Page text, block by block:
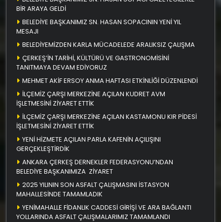
BİR ARAYA GELDİ
BELEDİYE BAŞKANIMIZ SN. HASAN SOPACININ YENİ YIL
MESAJI
BELEDİYEMİZDEN KARLA MÜCADELEDE ARALIKSIZ ÇALIŞMA
ÇERKEŞ’İN TARİHİ, KÜLTÜRÜ VE GASTRONOMİSİNİ
TANITMAYA DEVAM EDİYORUZ
MEHMET AKİF ERSOY ANMA HAFTASI ETKİNLİĞİ DÜZENLENDİ
İLÇEMİZ ÇARŞI MERKEZİNE AÇILAN KUDRET AVM
İŞLETMESİNİ ZİYARET ETTİK
İLÇEMİZ ÇARŞI MERKEZİNE AÇILAN KASTAMONU KIR PİDESİ
İŞLETMESİNİ ZİYARET ETTİK
YENİ HİZMETE AÇILAN PARLA KAFENİN AÇILIŞINI
GERÇEKLEŞTİRDİK
ANKARA ÇERKEŞ DERNEKLER FEDERASYONU’NDAN
BELEDİYE BAŞKANIMIZA ZİYARET
2025 YILININ SON ASFALT ÇALIŞMASINI İSTASYON
MAHALLESİNDE TAMAMLADIK
YENİMAHALLE FİDANLIK CADDESİ GİRİŞİ VE ARA BAĞLANTI
YOLLARINDA ASFALT ÇALIŞMALARIMIZ TAMAMLANDI